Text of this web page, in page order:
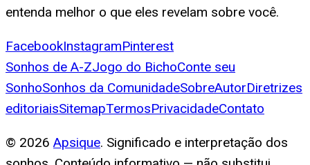
entenda melhor o que eles revelam sobre você.
FacebookInstagramPinterest
Sonhos de A-ZJogo do BichoConte seu
SonhoSonhos da ComunidadeSobreAutorDiretrizes
editoriaisSitemapTermosPrivacidadeContato
© 2026 Apsique. Significado e interpretação dos